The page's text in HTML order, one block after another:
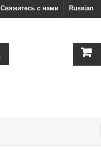
Russian
Свяжитесь с нами